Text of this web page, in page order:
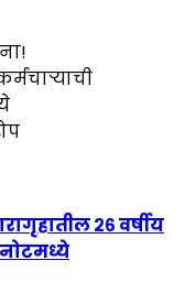
२६ वर्षीय